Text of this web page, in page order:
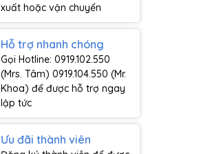
xuất hoặc vận chuyển
Hỗ trợ nhanh chóng
Gọi Hotline: 0919.102.550
(Mrs. Tâm) 0919.104.550 (Mr.
Khoa) để được hỗ trợ ngay
lập tức
Ưu đãi thành viên